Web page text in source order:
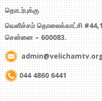
தொடர்புக்கு
வெளிச்சம் தொலைக்காட்சி
சென்னை – 600083.
044 4860 6441